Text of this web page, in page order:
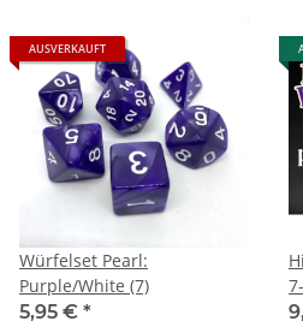
AUSVERKAUFT
Würfelset Pearl:
Purple/White (7)
5,95 € *